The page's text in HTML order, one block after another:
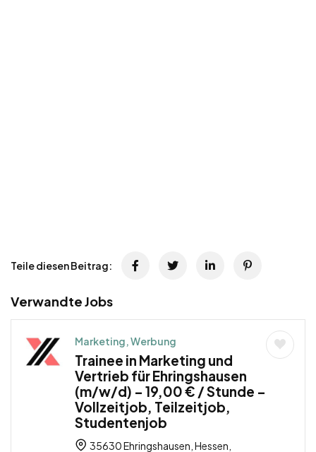
Teile diesen Beitrag:
Verwandte Jobs
Marketing, Werbung
Trainee in Marketing und
Vertrieb für Ehringshausen
(m/w/d) – 19,00 € / Stunde –
Vollzeitjob, Teilzeitjob,
Studentenjob
35630 Ehringshausen, Hessen,